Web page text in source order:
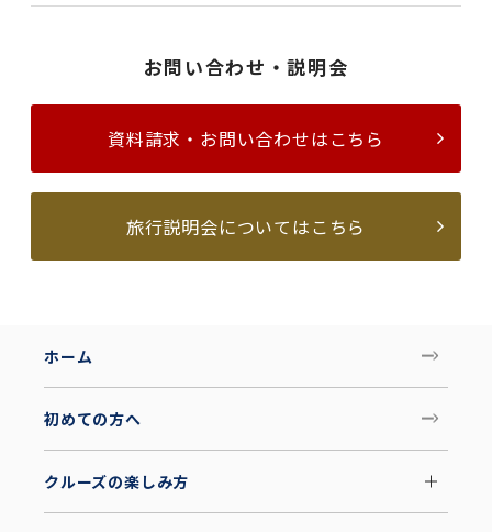
お問い合わせ・説明会
資料請求・お問い合わせはこちら
旅行説明会についてはこちら
ホーム
初めての方へ
クルーズの楽しみ方